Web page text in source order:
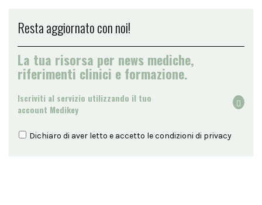
Resta aggiornato con noi!
La tua risorsa per news mediche,
riferimenti clinici e formazione.
Iscriviti al servizio utilizzando il tuo
account Medikey
Dichiaro di aver letto e accetto le condizioni di privacy